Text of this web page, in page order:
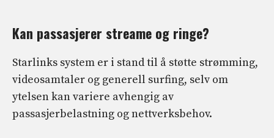
Kan passasjerer streame og ringe?
Starlinks system er i stand til å støtte strømming,
videosamtaler og generell surfing, selv om
ytelsen kan variere avhengig av
passasjerbelastning og nettverksbehov.